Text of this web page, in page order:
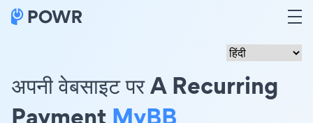
अपनी वेबसाइट पर A Recurring
Payment MyBB